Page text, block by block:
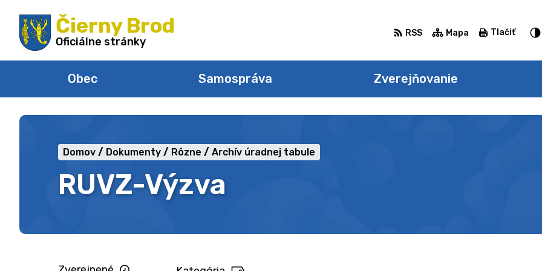
na
obsah
Čierny Brod
Oficiálne stránky
Obec Samospráva Zverejňovanie
RSS Mapa Tlačiť
RUVZ-Výzva
Domov Dokumenty Rôzne Archív úradnej tabule